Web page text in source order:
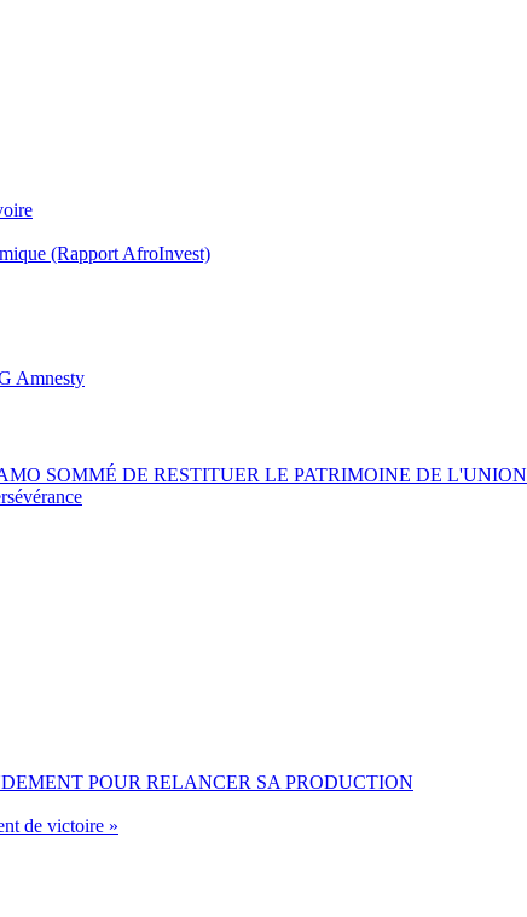
(Rapport AfroInvest)
SOMMÉ DE RESTITUER LE PATRIMOINE DE L'UNION
POUR RELANCER SA PRODUCTION
de victoire »